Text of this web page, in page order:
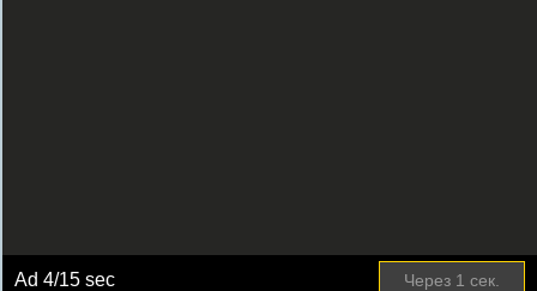
Ad4/15 sec Через 1 сек.